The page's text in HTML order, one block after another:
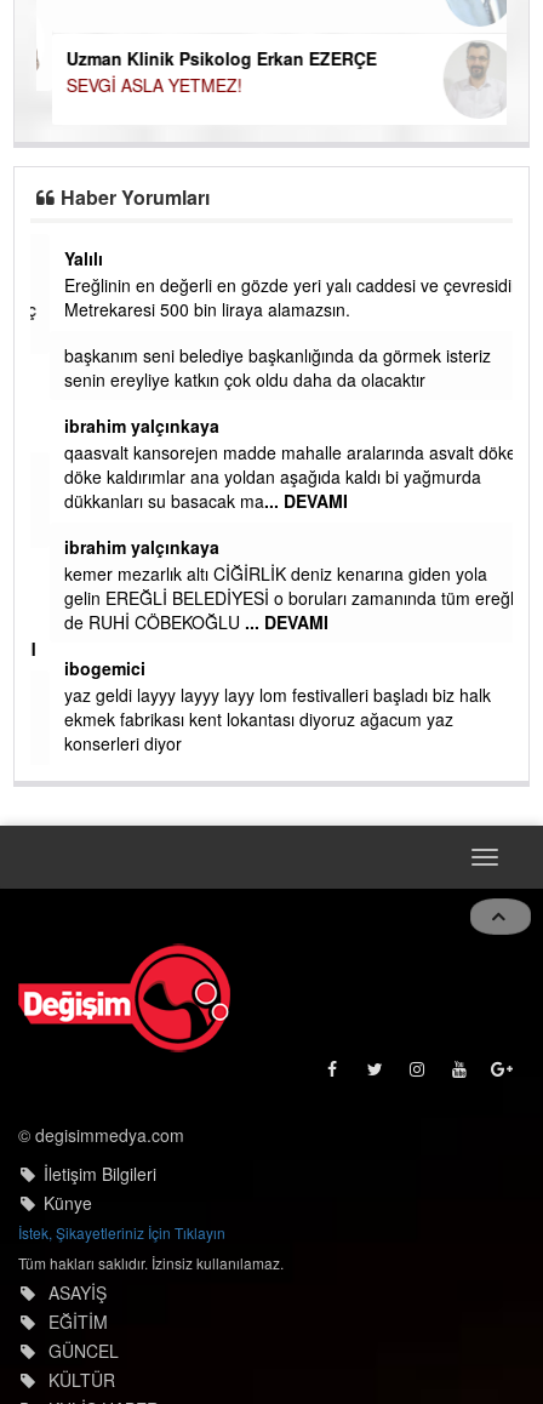
Uzman Klinik Psikolog Erkan EZERÇE
SEVGİ ASLA YETMEZ!
Haber Yorumları
Yalılı
Ereğlinin en değerli en gözde yeri yalı caddesi ve çevresidir.
Metrekaresi 500 bin liraya alamazsın.
başkanım seni belediye başkanlığında da görmek isteriz
senin ereyliye katkın çok oldu daha da olacaktır
ibrahim yalçınkaya
qaasvalt kansorejen madde mahalle aralarında asvalt döke
döke kaldırımlar ana yoldan aşağıda kaldı bi yağmurda
dükkanları su basacak ma... DEVAMI
ibrahim yalçınkaya
kemer mezarlık altı CİĞİRLİK deniz kenarına giden yola
gelin EREĞLİ BELEDİYESİ o boruları zamanında tüm ereğli
de RUHİ CÖBEKOĞLU... DEVAMI
ibogemici
yaz geldi layyy layyy layy lom festivalleri başladı biz halk
ekmek fabrikası kent lokantası diyoruz ağacum yaz
konserleri diyor
Toggle
© degisimmedya.com
İletişim Bilgileri
Künye
İstek, Şikayetleriniz İçin Tıklayın
Tüm hakları saklıdır. İzinsiz kullanılamaz.
ASAYİŞ
EĞİTİM
GÜNCEL
KÜLTÜR